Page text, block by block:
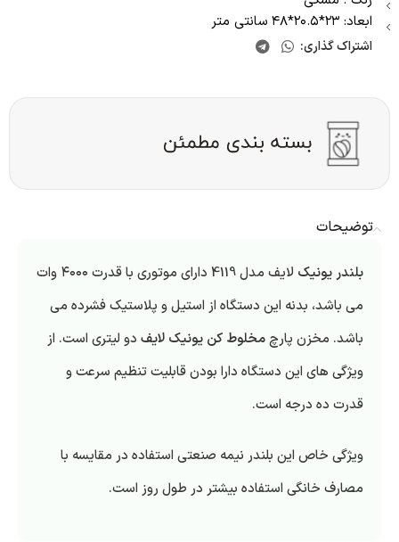
ابعاد: ۲۳*۲۰.۵*۴۸ سانتی متر
اشتراک گذاری:
توضیحات
بلندر یونیک
لایف مدل 4119 دارای موتوری با قدرت ۴۰۰۰ وات
می باشد، بدنه این دستگاه از استیل و پلاستیک فشرده می
باشد. مخزن پارچمخلوط کن یونیک لایف دو لیتری است. از
ویژگی های این دستگاه دارا بودن قابلیت تنظیم سرعت و
قدرت ده درجه است.
ویژگی خاص این بلندر نیمه صنعتی استفاده در مقایسه با
مصارف خانگی استفاده بیشتر در طول روز است.